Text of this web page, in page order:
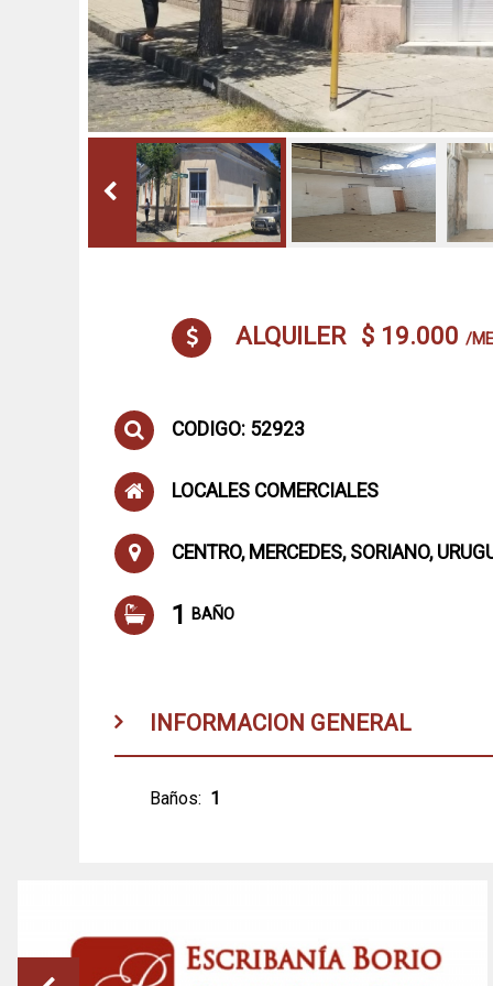
ALQUILER $ 19.000 /
CODIGO: 52923
LOCALES COMERCIALES
CENTRO, MERCEDES, SORIANO,
1 BAÑO
INFORMACION GENERAL
Baños: 1